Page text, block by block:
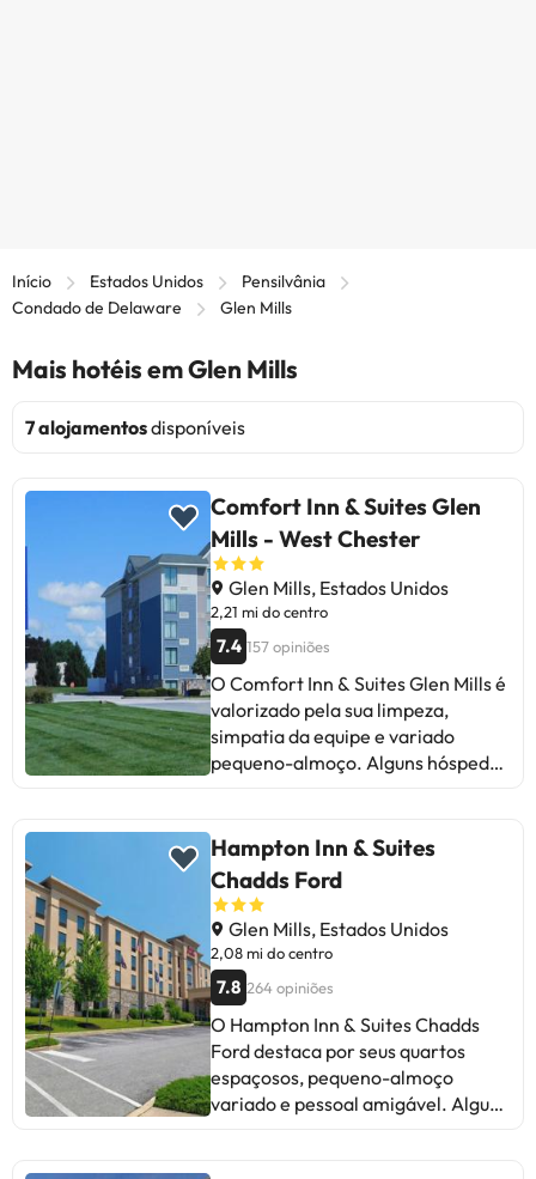
Início Estados Unidos
Pensilvânia
Condado de Delaware
Glen Mills
Mais hotéis em Glen Mills
7 alojamentosdisponíveis
Comfort Inn & Suites Glen
Mills - West Chester
Glen Mills, Estados Unidos
2,21 mi do centro
7.4 157 opiniões
O Comfort Inn & Suites Glen Mills é
valorizado pela sua limpeza,
simpatia da equipe e variado
pequeno-almoço. Alguns hóspedes
disso, a localização tranquila e a
relação qualidade-preço são
destacadas. Ideal para viajantes
que buscam conforto e limpeza,
embora possam surgir
inconvenientes com a temperatura
da água e alguns serviços. No geral,
uma boa opção para explorar a
região de Brandywine e Longwood
Gardens.
Hampton Inn & Suites
Chadds Ford
Glen Mills, Estados Unidos
2,08 mi do centro
7.8 264 opiniões
O Hampton Inn & Suites Chadds
Ford destaca por seus quartos
espaçosos, pequeno-almoço
variado e pessoal amigável. Alguns